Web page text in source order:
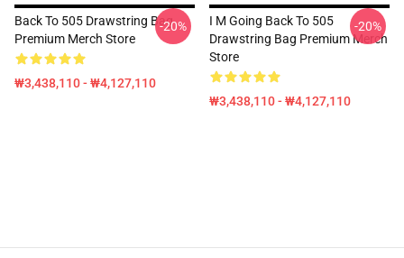
Back To 505 Drawstring Bag
Premium Merch Store
₩3,438,110 - ₩4,127,110
-20%
I M Going Back To 505
Drawstring Bag Premium Merch
Store
₩3,438,110 - ₩4,127,110
-20%